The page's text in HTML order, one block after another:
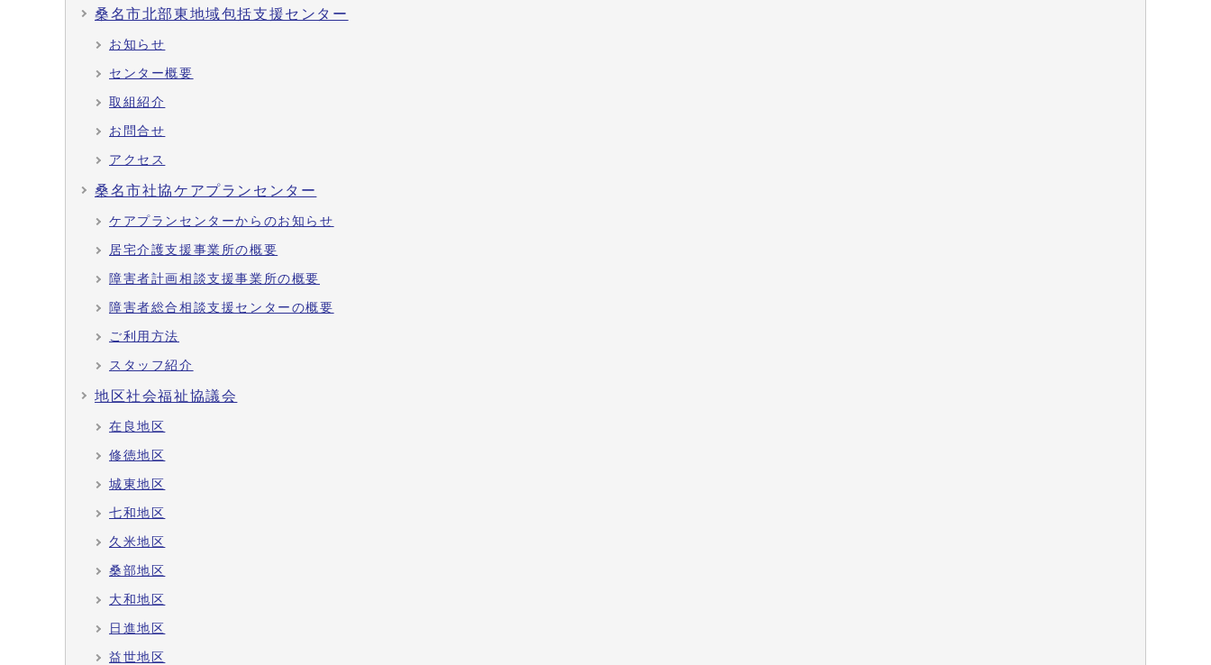
桑名市北部東地域包括支援センター
お知らせ
センター概要
取組紹介
お問合せ
アクセス
桑名市社協ケアプランセンター
ケアプランセンターからのお知らせ
居宅介護支援事業所の概要
障害者計画相談支援事業所の概要
障害者総合相談支援センターの概要
ご利用方法
スタッフ紹介
地区社会福祉協議会
在良地区
修徳地区
城東地区
七和地区
久米地区
桑部地区
大和地区
日進地区
益世地区